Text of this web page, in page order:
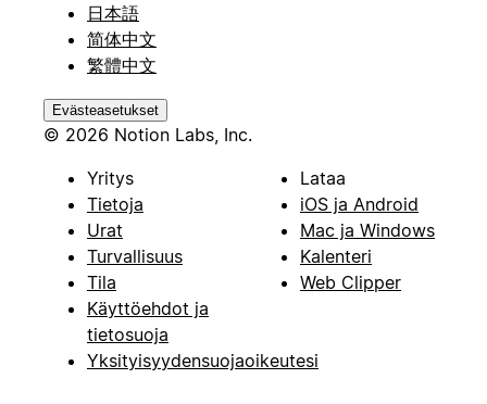
日本語
简体中文
繁體中文
Evästeasetukset
© 2026 Notion Labs, Inc.
Yritys
Tietoja
Urat
Turvallisuus
Tila
Käyttöehdot ja
tietosuoja
Yksityisyydensuojaoikeutesi
Lataa
iOS ja Android
Mac ja Windows
Kalenteri
Web Clipper